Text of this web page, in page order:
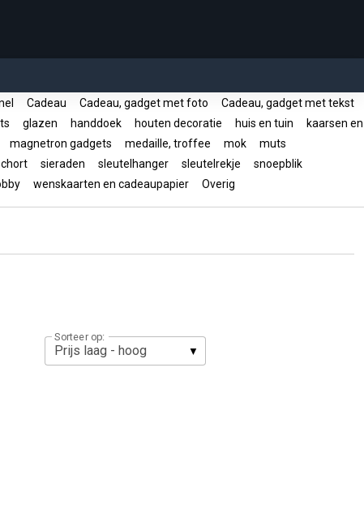
Cadeau Cadeau, gadget met foto
Cadeau, gadget met tekst
glazen handdoek houten decoratie huis en tuin
kaarsen en
magnetron gadgets medaille, troffee mok
muts
sieraden sleutelhanger sleutelrekje
snoepblik
wenskaarten en cadeaupapier Overig
Sorteer op: